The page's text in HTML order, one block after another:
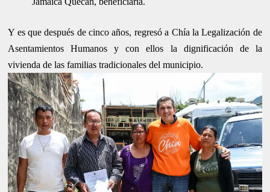
Y es que después de cinco años, regresó a Chía la Legalización de
Asentamientos Humanos y con ellos la dignificación de la
vivienda de las familias tradicionales del municipio.